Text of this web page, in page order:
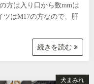
方は入り口から数mmは
ツはM17の方なので、肝
続きを読む
犬まみれ